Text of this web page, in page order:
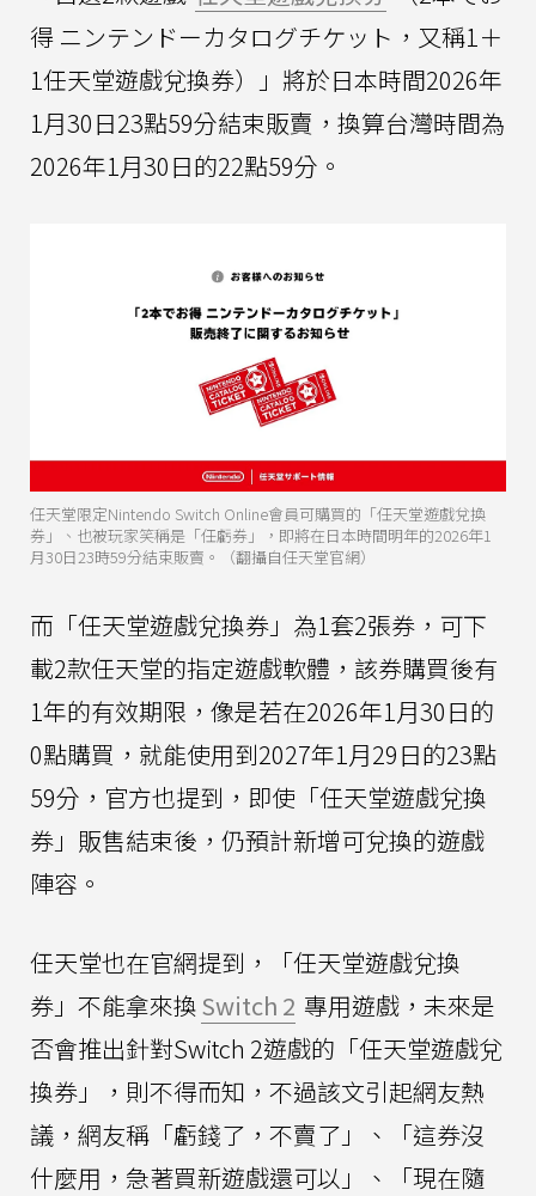
得 ニンテンドーカタログチケット，又稱1＋
1任天堂遊戲兌換券）」將於日本時間2026年
1月30日23點59分結束販賣，換算台灣時間為
2026年1月30日的22點59分。
任天堂限定Nintendo Switch Online會員可購買的「任天堂遊戲兌換
券」、也被玩家笑稱是「任虧券」，即將在日本時間明年的2026年1
月30日23時59分結束販賣。（翻攝自任天堂官網）
而「任天堂遊戲兌換券」為1套2張券，可下
載2款任天堂的指定遊戲軟體，該券購買後有
1年的有效期限，像是若在2026年1月30日的
0點購買，就能使用到2027年1月29日的23點
59分，官方也提到，即使「任天堂遊戲兌換
券」販售結束後，仍預計新增可兌換的遊戲
陣容。
任天堂也在官網提到，「任天堂遊戲兌換
券」不能拿來換Switch 2 專用遊戲，未來是
否會推出針對Switch 2遊戲的「任天堂遊戲兌
換券」，則不得而知，不過該文引起網友熱
議，網友稱「虧錢了，不賣了」、「這券沒
什麼用，急著買新遊戲還可以」、「現在隨